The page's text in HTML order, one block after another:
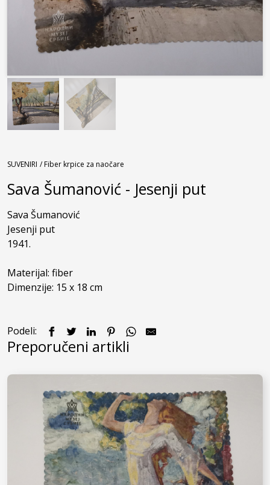
SUVENIRI / Fiber krpice za naočare
Sava Šumanović - Jesenji put
Sava Šumanović
Jesenji put
1941.
Materijal: fiber
Dimenzije: 15 x 18 cm
Podeli:
Preporučeni artikli